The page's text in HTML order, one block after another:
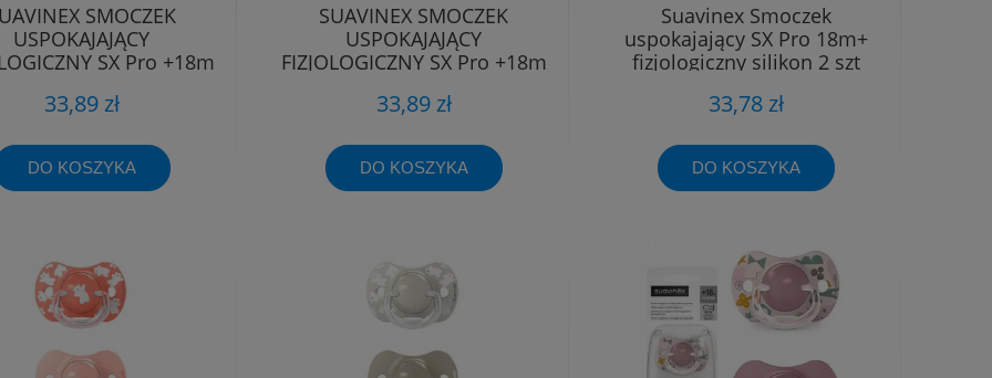
SMOCZEK
USPOKAJAJĄCY
SX Pro +18m
33,89 zł
DO KOSZYKA
SUAVINEX SMOCZEK
USPOKAJAJĄCY
FIZJOLOGICZNY SX Pro +18m
33,89 zł
DO KOSZYKA
Suavinex Smoczek
uspokajający SX Pro 18m+
fizjologiczny silikon 2 szt
33,78 zł
DO KOSZYKA